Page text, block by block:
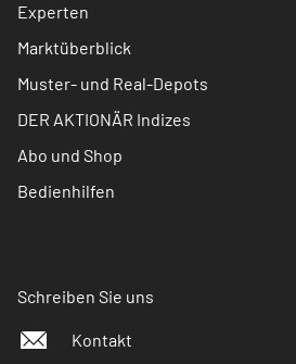
Experten
Marktüberblick
Muster- und Real-Depots
DER AKTIONÄR Indizes
Abo und Shop
Bedienhilfen
Schreiben Sie uns
Kontakt